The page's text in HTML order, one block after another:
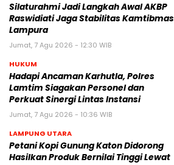
Silaturahmi Jadi Langkah Awal AKBP
Raswidiati Jaga Stabilitas Kamtibmas
Lampura
Jumat, 7 Agu 2026 - 12:30 WIB
HUKUM
Hadapi Ancaman Karhutla, Polres
Lamtim Siagakan Personel dan
Perkuat Sinergi Lintas Instansi
Jumat, 7 Agu 2026 - 10:36 WIB
LAMPUNG UTARA
Petani Kopi Gunung Katon Didorong
Hasilkan Produk Bernilai Tinggi Lewat